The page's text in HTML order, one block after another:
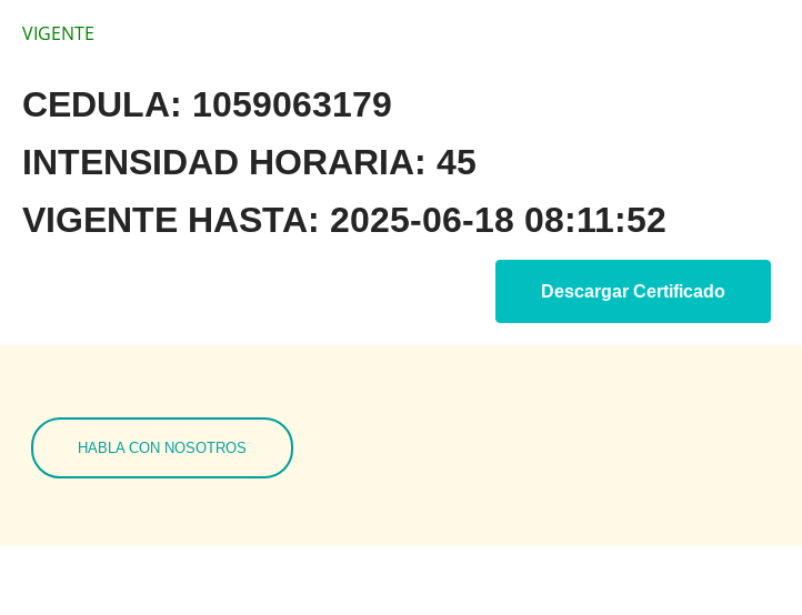
VIGENTE
CEDULA: 1059063179
INTENSIDAD HORARIA: 45
VIGENTE HASTA: 2025-06-18 08:11:52
Descargar Certificado
HABLA CON NOSOTROS